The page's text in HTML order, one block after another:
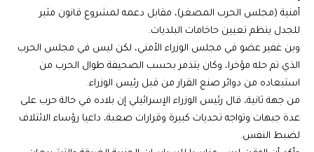
أمنية (مجلس الحرب المصغر)، مقابل دعمه لمشروع قانون مثير
للجدل ينظم تعيين حاخامات البلديات.
وبن غفير عضو في مجلس الوزراء الأمني، لكن ليس في مجلس الحرب
الذي تم حله مؤخرا، وكان يتذمر بحسب الصحيفة طوال الحرب من
استبعاده من دوائر صنع القرار من قبل رئيس الوزراء.
من جهة ثانية، قال رئيس الوزراء الإسرائيلي إن بلاده في حالة حرب على
عدة جبهات وتواجه تحديات كبيرة وقرارات صعبة، داعيا رؤساء الائتلاف
لضبط النفس.